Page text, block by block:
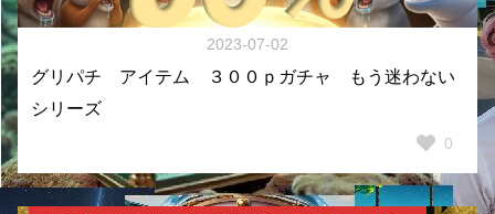
2023-07-02
グリパチ アイテム ３００ｐガチャ もう迷わない
シリーズ
0